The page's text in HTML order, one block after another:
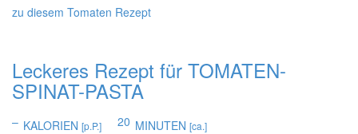
zu diesem Tomaten Rezept
Leckeres Rezept für TOMATEN-
SPINAT-PASTA
– KALORIEN [p.P.] 20 MINUTEN [ca.]